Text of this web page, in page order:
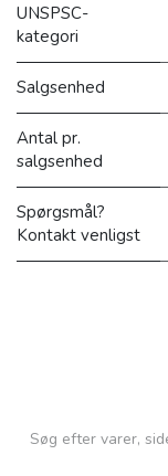
UNSPSC-
kategori
Salgsenhed
Antal pr.
salgsenhed
Spørgsmål?
Kontakt venligst